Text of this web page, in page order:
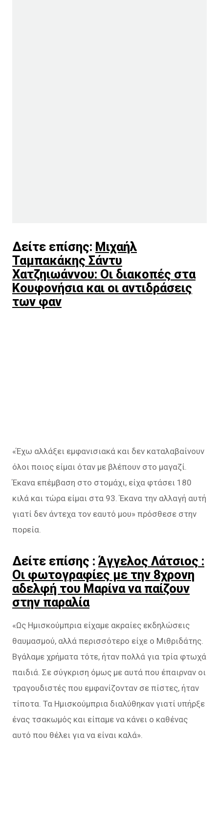
Δείτε επίσης: Μιχαήλ
Ταμπακάκης Σάντυ
Χατζηιωάννου: Οι διακοπές στα
Κουφονήσια και οι αντιδράσεις
των φαν
«Έχω αλλάξει εμφανισιακά και δεν καταλαβαίνουν
όλοι ποιος είμαι όταν με βλέπουν στο μαγαζί.
Έκανα επέμβαση στο στομάχι, είχα φτάσει 180
κιλά και τώρα είμαι στα 93. Έκανα την αλλαγή αυτή
γιατί δεν άντεχα τον εαυτό μου» πρόσθεσε στην
πορεία.
Δείτε επίσης : Άγγελος Λάτσιος :
Οι φωτογραφίες με την 8χρονη
αδελφή του Μαρίνα να παίζουν
στην παραλία
«Ως Ημισκούμπρια είχαμε ακραίες εκδηλώσεις
θαυμασμού, αλλά περισσότερο είχε ο Μιθριδάτης.
Βγάλαμε χρήματα τότε, ήταν πολλά για τρία φτωχά
παιδιά. Σε σύγκριση όμως με αυτά που έπαιρναν οι
τραγουδιστές που εμφανίζονταν σε πίστες, ήταν
τίποτα. Τα Ημισκούμπρια διαλύθηκαν γιατί υπήρξε
ένας τσακωμός και είπαμε να κάνει ο καθένας
αυτό που θέλει για να είναι καλά».